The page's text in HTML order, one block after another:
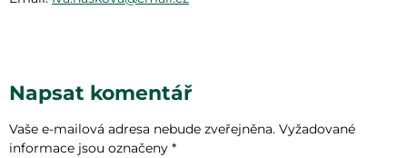
Napsat komentář
Vaše e-mailová adresa nebude zveřejněna. Vyžadované
informace jsou označeny *